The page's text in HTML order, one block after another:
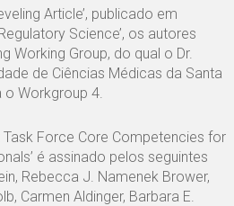
Article’, publicado em
Science’, os autores
Working Group, do qual o Dr.
de Ciências Médicas da Santa
o Workgroup 4.
Task Force Core Competencies for
é assinado pelos seguintes
Rebecca J. Namenek Brower,
Carmen Aldinger, Barbara E.